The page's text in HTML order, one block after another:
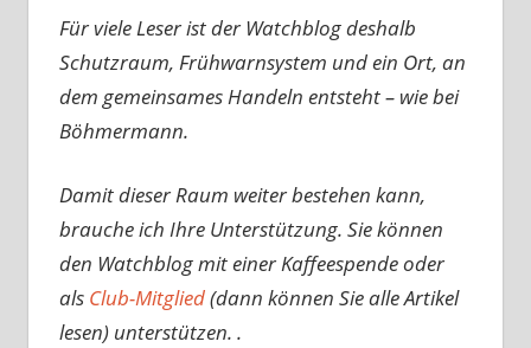
Für viele Leser ist der Watchblog deshalb
Schutzraum, Frühwarnsystem und ein Ort, an
dem gemeinsames Handeln entsteht – wie bei
Böhmermann.
Damit dieser Raum weiter bestehen kann,
brauche ich Ihre Unterstützung. Sie können
den Watchblog mit einer Kaffeespende oder
als Club-Mitglied(dann können Sie alle Artikel
lesen) unterstützen. .